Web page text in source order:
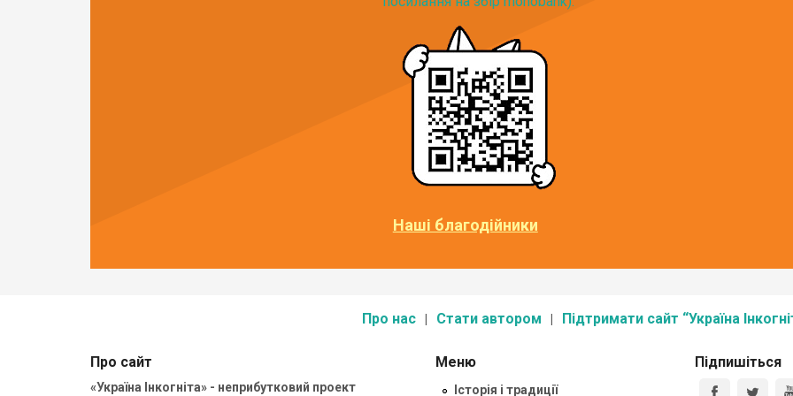
Наші благодійники
Про нас Стати автором Підтримати сайт “Україна
Про сайт
«Україна Інкогніта» - неприбутковий проект
Меню
Історія і традиції
Підпишіться